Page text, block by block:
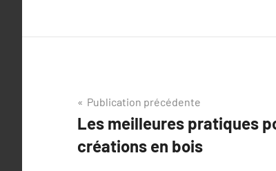
Navigation
de
l’article
Publication précédente
Les meilleures pratiques
créations en bois